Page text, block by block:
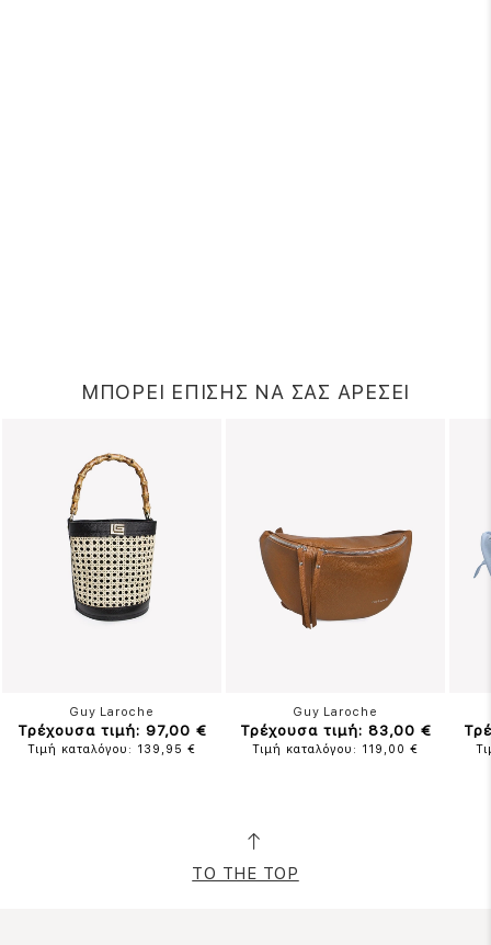
ΜΠΟΡΕΙ ΕΠΙΣΗΣ ΝΑ ΣΑΣ ΑΡΕΣΕΙ
Guy Laroche
Τρέχουσα τιμή: 97,00 €
Τιμή καταλόγου: 139,95 €
Guy Laroche
Τρέχουσα τιμή: 83,00 €
Τιμή καταλόγου: 119,00 €
TO THE TOP